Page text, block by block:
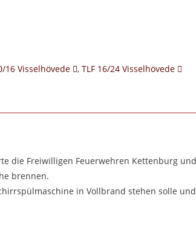
16 Visselhövede ,TLF 16/24 Visselhövede
die Freiwilligen Feuerwehren Kettenburg
brennen.
in Vollbrand stehen solle